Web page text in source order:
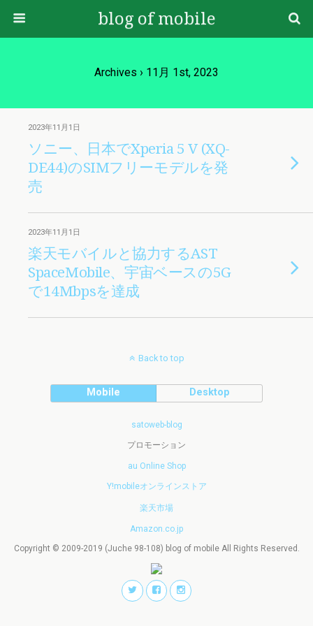
blog of mobile
Archives › 11月 1st, 2023
2023年11月1日
ソニー、日本でXperia 5 V (XQ-
DE44)のSIMフリーモデルを発
売
2023年11月1日
楽天モバイルと協力するAST
SpaceMobile、宇宙ベースの5G
で14Mbpsを達成
Back to top
Mobile Desktop
satoweb-blog
プロモーション
au Online Shop
Y!mobileオンラインストア
楽天市場
Amazon.co.jp
Copyright © 2009-2019 (Juche 98-108) blog of mobile All Rights Reserved.